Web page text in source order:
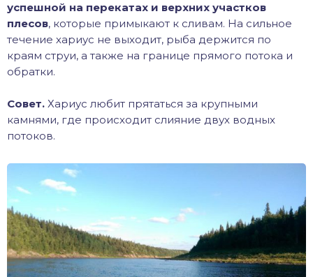
успешной на перекатах и верхних участков
плесов, которые примыкают к сливам. На сильное
течение хариус не выходит, рыба держится по
краям струи, а также на границе прямого потока и
обратки.
Совет. Хариус любит прятаться за крупными
камнями, где происходит слияние двух водных
потоков.